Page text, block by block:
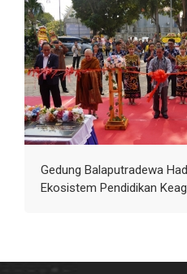
Gedung Balaputradewa
Ekosistem Pendidikan